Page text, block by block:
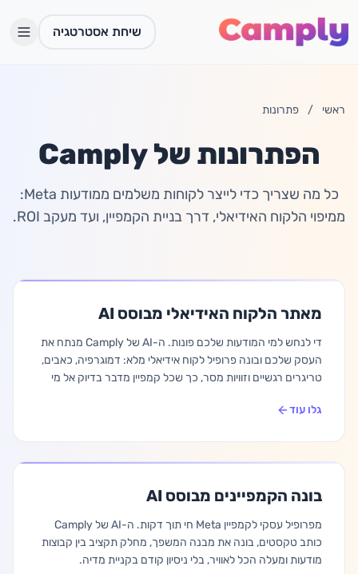
שיחת אסטרטגיה
התחברות
התחילו חינם
ראשי / פתרונות
הפתרונות של Camply
כל מה שצריך כדי לייצר לקוחות משלמים ממודעות Meta:
ממיפוי הלקוח האידיאלי, דרך בניית הקמפיין, ועד מעקב ROI.
מאתר הלקוח האידיאלי מבוסס AI
די לנחש למי המודעות שלכם פונות. ה-AI של Camply מנתח את
העסק שלכם ובונה פרופיל לקוח אידיאלי מלא: דמוגרפיה, כאבים,
טריגרים רגשיים וזוויות מסר, כך שכל קמפיין מדבר בדיוק אל מי
גלו עוד
בונה הקמפיינים מבוסס AI
מפרופיל עסקי לקמפיין Meta חי תוך דקות. ה-AI של Camply
כותב טקסטים, בונה את מבנה המשפך, מחלק תקציב בין קבוצות
מודעות ומעלה הכל לאוויר, בלי ניסיון קודם בקניית מדיה.